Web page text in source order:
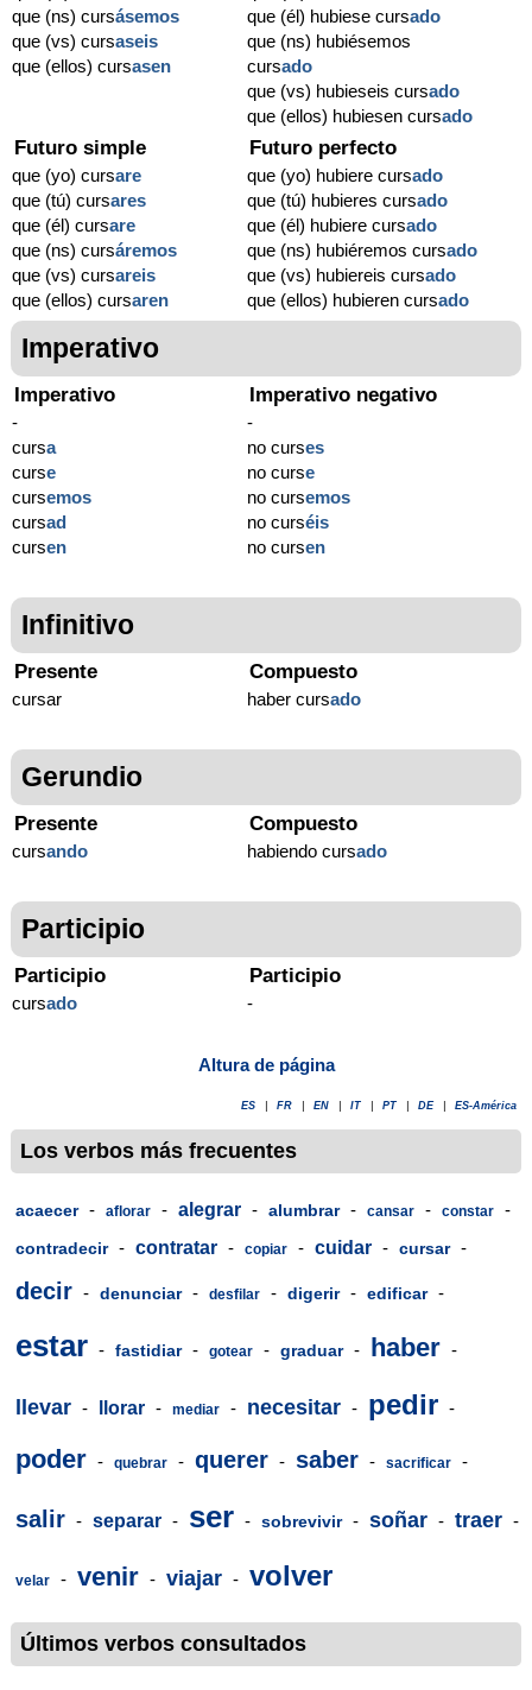
que (ns) cursásemos
que (vs) cursaseis
que (ellos) cursasen
que (él) hubiese cursado
que (ns) hubiésemos
cursado
que (vs) hubieseis cursado
que (ellos) hubiesen cursado
Futuro simple
que (yo) cursare
que (tú) cursares
que (él) cursare
que (ns) cursáremos
que (vs) cursareis
que (ellos) cursaren
Futuro perfecto
que (yo) hubiere cursado
que (tú) hubieres cursado
que (él) hubiere cursado
que (ns) hubiéremos cursado
que (vs) hubiereis cursado
que (ellos) hubieren cursado
Imperativo
Imperativo
-
cursa
curse
cursemos
cursad
cursen
Imperativo negativo
-
no curses
no curse
no cursemos
no curséis
no cursen
Infinitivo
Presente
cursar
Compuesto
haber cursado
Gerundio
Presente
cursando
Compuesto
habiendo cursado
Participio
Participio
cursado
Participio
-
Altura de página
ES FR EN IT PT DE ES-América
Los verbos más frecuentes
acaecer - aflorar - alegrar - alumbrar - cansar - constar -
contradecir - contratar - copiar - cuidar - cursar -
decir - denunciar - desfilar - digerir - edificar -
estar - fastidiar - gotear - graduar - haber -
llevar - llorar - mediar - necesitar - pedir -
poder - quebrar - querer - saber - sacrificar -
salir - separar - ser - sobrevivir - soñar - traer -
velar - venir - viajar - volver
Últimos verbos consultados